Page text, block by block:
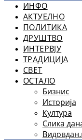
ИНФО
АКТУЕЛНО
ПОЛИТИКА
ДРУШТВО
ИНТЕРВЈУ
ТРАДИЦИЈА
СВЕТ
ОСТАЛО
Бизнис
Историја
Култура
Слика